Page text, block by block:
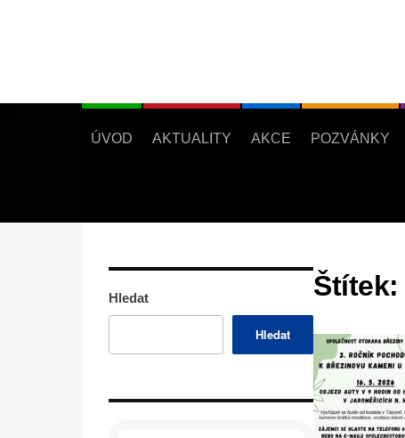
ÚVOD AKTUALITY AKCE POZVÁNKY
Hledat
Hledat
Štítek: